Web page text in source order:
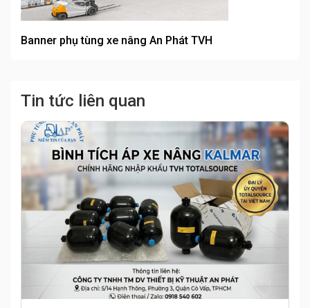
Banner phụ tùng xe nâng An Phát TVH
Tin tức liên quan